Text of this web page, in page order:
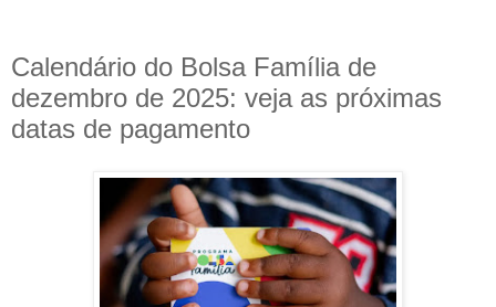
Calendário do Bolsa Família de
dezembro de 2025: veja as próximas
datas de pagamento